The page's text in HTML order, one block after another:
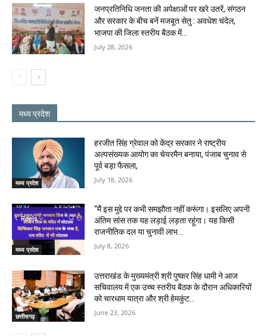
जनप्रतिनिधि जनता की अपेक्षाओं पर खरे उतरें, संगठन
और सरकार के बीच बनें मजबूत सेतु : अवधेश चंदेल,
भाजपा की जिला स्तरीय बैठक में...
July 28, 2026
मध्य प्रदेश
मध्य प्रदेश
हरजीत सिंह ग्रेवाल को केंद्र सरकार ने राष्ट्रीय
अल्पसंख्यक आयोग का चेयरमैन बनाया, पंजाब चुनाव से
पूर्व बड़ा फैसला,
July 18, 2026
मध्य प्रदेश
“मैं इस मुद्दे पर कभी समझौता नहीं करूंगा। इसलिए अपनी
अंतिम सांस तक यह लड़ाई लड़ता रहूंगा। यह किसी
राजनीतिक दल या चुनावी लाभ...
July 8, 2026
छत्तीसगढ़
उत्तराखंड के मुख्यमंत्री श्री पुष्कर सिंह धामी ने आज
सचिवालय में एक उच्च स्तरीय बैठक के दौरान अधिकारियों
को चारधाम यात्रा और श्री हेमकुंट...
June 23, 2026